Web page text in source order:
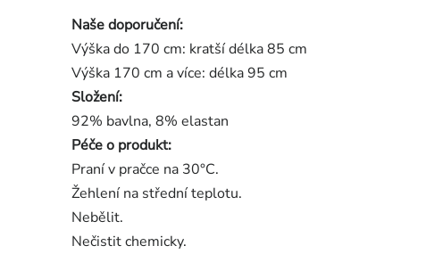
Naše doporučení:
Výška do 170 cm: kratší délka 85 cm
Výška 170 cm a více: délka 95 cm
Složení:
92% bavlna, 8% elastan
Péče o produkt:
Praní v pračce na 30°C.
Žehlení na střední teplotu.
Nebělit.
Nečistit chemicky.